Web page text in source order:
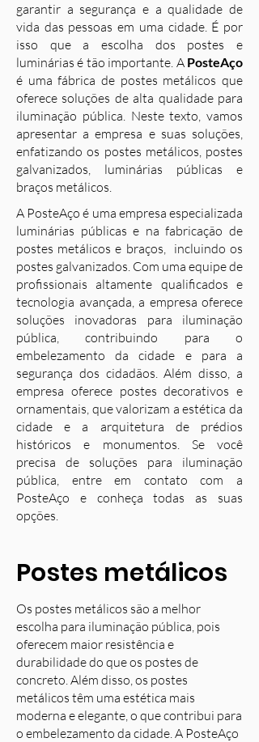
garantir a segurança e a qualidade de
vida das pessoas em uma cidade. É por
isso que a escolha dos postes e
luminárias é tão importante. A PosteAço
é uma fábrica de postes metálicos que
oferece soluções de alta qualidade para
iluminação pública. Neste texto, vamos
apresentar a empresa e suas soluções,
enfatizando os postes metálicos, postes
galvanizados, luminárias públicas e
braços metálicos.
A PosteAço é uma empresa especializada
luminárias públicas e na fabricação de
postes metálicos e braços, incluindo os
postes galvanizados. Com uma equipe de
profissionais altamente qualificados e
tecnologia avançada, a empresa oferece
soluções inovadoras para iluminação
pública, contribuindo para o
embelezamento da cidade e para a
segurança dos cidadãos. Além disso, a
empresa oferece postes decorativos e
ornamentais, que valorizam a estética da
cidade e a arquitetura de prédios
históricos e monumentos. Se você
precisa de soluções para iluminação
pública, entre em contato com a
PosteAço e conheça todas as suas
opções.
Postes metálicos
Os postes metálicos são a melhor
escolha para iluminação pública, pois
oferecem maior resistência e
durabilidade do que os postes de
concreto. Além disso, os postes
metálicos têm uma estética mais
moderna e elegante, o que contribui para
o embelezamento da cidade. A PosteAço